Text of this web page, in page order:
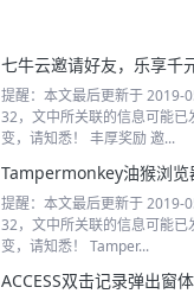
七牛云邀请好友，乐享千
提醒：本文最后更新于 2019-
32，文中所关联的信息可能已
变，请知悉！ 丰厚奖励 邀...
Tampermonkey油猴浏览
提醒：本文最后更新于 2019-
32，文中所关联的信息可能已
变，请知悉！ Tamper...